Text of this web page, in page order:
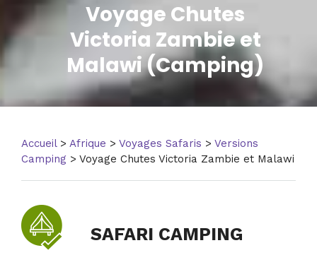
Voyage Chutes
Victoria Zambie et
Malawi (Camping)
Accueil > Afrique > Voyages Safaris > Versions
Camping > Voyage Chutes Victoria Zambie et Malawi
SAFARI CAMPING